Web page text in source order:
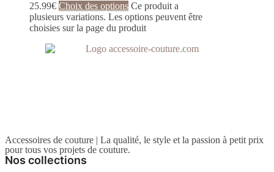
25.99€ Choix des options Ce produit a
plusieurs variations. Les options peuvent être
choisies sur la page du produit
Accessoires de couture | La qualité, le style et la passion à petit prix
pour tous vos projets de couture.
Nos collections